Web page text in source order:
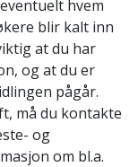
hvem
blir kalt inn
at du har
og at du er
pågår.
må du kontakte
og
om bl.a.